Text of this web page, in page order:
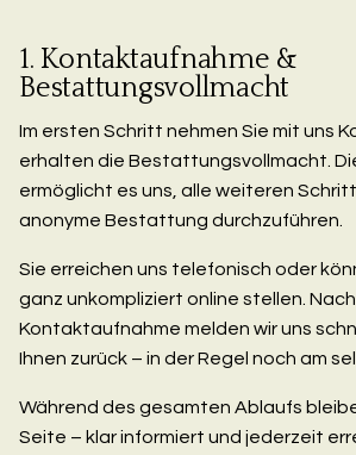
1. Kontaktaufnahme &
Bestattungsvollmacht
Im ersten Schritt nehmen Sie mit uns
erhalten die Bestattungsvollmacht.
ermöglicht es uns, alle weiteren
anonyme Bestattung durchzuführen.
Sie erreichen uns telefonisch oder
ganz unkompliziert online stellen.
Kontaktaufnahme melden wir uns
Ihnen zurück – in der Regel noch am
Während des gesamten Ablaufs
Seite – klar informiert und jederzeit